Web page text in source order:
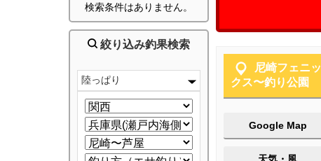
検索条件はありません。
絞り込み釣果検索
陸っぱり
尼崎フェニッ
クス〜釣り公園
Google Map